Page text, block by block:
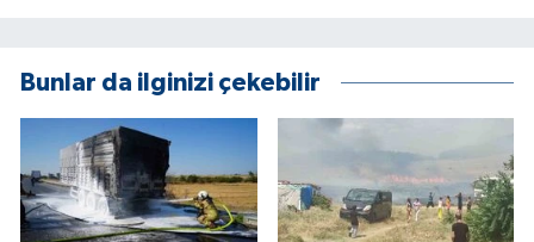
Bunlar da ilginizi çekebilir